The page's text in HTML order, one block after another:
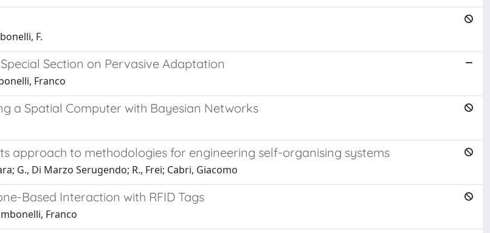
F.
Section on Pervasive Adaptation
Franco
a Spatial Computer with Bayesian Networks
approach to methodologies for engineering self-organising systems
G., Di Marzo Serugendo; R., Frei; Cabri, Giacomo
Based Interaction with RFID Tags
Franco